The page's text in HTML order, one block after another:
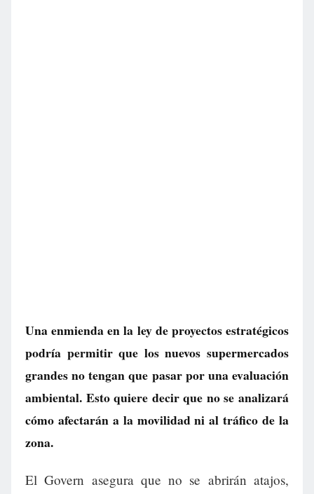
Una enmienda en la ley de proyectos estratégicos
podría permitir que los nuevos supermercados
grandes no tengan que pasar por una evaluación
ambiental. Esto quiere decir que no se analizará
cómo afectarán a la movilidad ni al tráfico de la
zona.
El Govern asegura que no se abrirán atajos,